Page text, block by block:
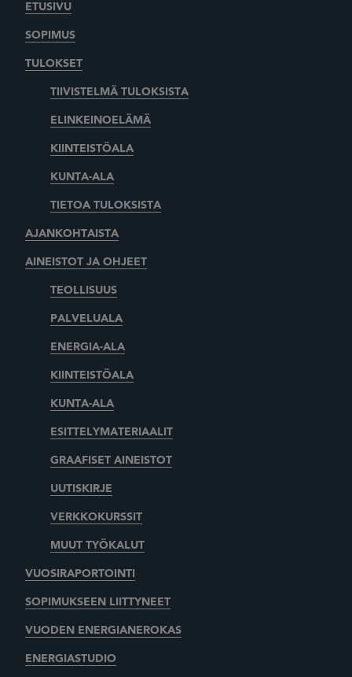
ETUSIVU
SOPIMUS
TULOKSET
TIIVISTELMÄ TULOKSISTA
ELINKEINOELÄMÄ
KIINTEISTÖALA
KUNTA-ALA
TIETOA TULOKSISTA
AJANKOHTAISTA
AINEISTOT JA OHJEET
TEOLLISUUS
PALVELUALA
ENERGIA-ALA
KIINTEISTÖALA
KUNTA-ALA
ESITTELYMATERIAALIT
GRAAFISET AINEISTOT
UUTISKIRJE
VERKKOKURSSIT
MUUT TYÖKALUT
VUOSIRAPORTOINTI
SOPIMUKSEEN LIITTYNEET
VUODEN ENERGIANEROKAS
ENERGIASTUDIO